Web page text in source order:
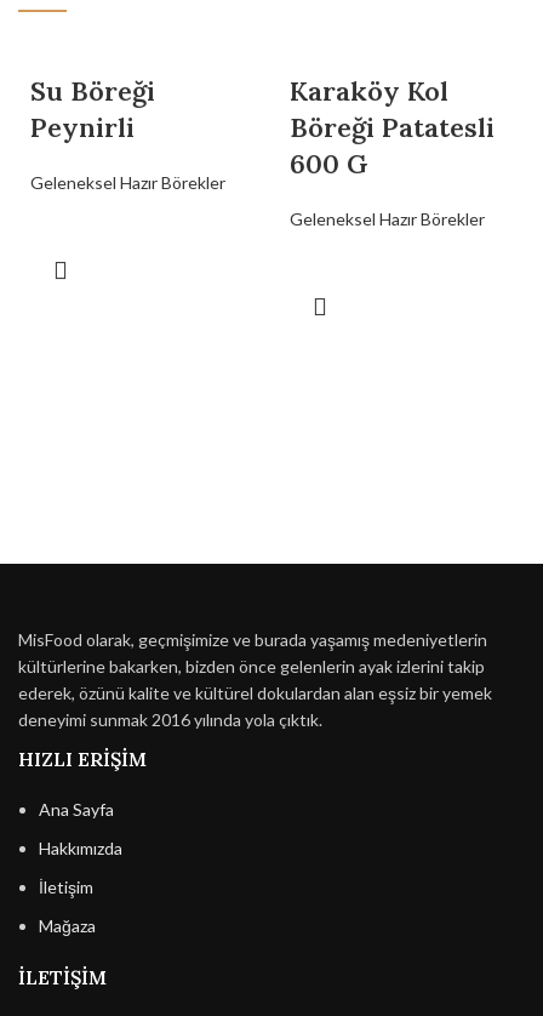
Su Böreği
Peynirli
Geleneksel Hazır Börekler
Karaköy Kol
Böreği Patatesli
600 G
Geleneksel Hazır Börekler
MisFood olarak, geçmişimize ve burada yaşamış medeniyetlerin
kültürlerine bakarken, bizden önce gelenlerin ayak izlerini takip
ederek, özünü kalite ve kültürel dokulardan alan eşsiz bir yemek
deneyimi sunmak 2016 yılında yola çıktık.
HIZLI ERIŞIM
Ana Sayfa
Hakkımızda
İletişim
Mağaza
İLETIŞIM